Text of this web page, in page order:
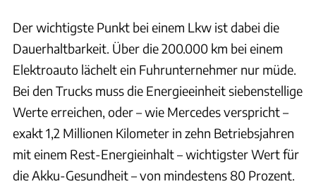
Der wichtigste Punkt bei einem Lkw ist dabei die
Dauerhaltbarkeit. Über die 200.000 km bei einem
Elektroauto lächelt ein Fuhrunternehmer nur müde.
Bei den Trucks muss die Energieeinheit siebenstellige
Werte erreichen, oder – wie Mercedes verspricht –
exakt 1,2 Millionen Kilometer in zehn Betriebsjahren
mit einem Rest-Energieinhalt – wichtigster Wert für
die Akku-Gesundheit – von mindestens 80 Prozent.